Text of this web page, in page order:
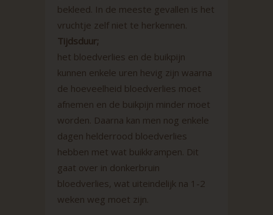
bekleed. In de meeste gevallen is het
vruchtje zelf niet te herkennen.
Tijdsduur;
het bloedverlies en de buikpijn
kunnen enkele uren hevig zijn waarna
de hoeveelheid bloedverlies moet
afnemen en de buikpijn minder moet
worden. Daarna kan men nog enkele
dagen helderrood bloedverlies
hebben met wat buikkrampen. Dit
gaat over in donkerbruin
bloedverlies, wat uiteindelijk na 1-2
weken weg moet zijn.